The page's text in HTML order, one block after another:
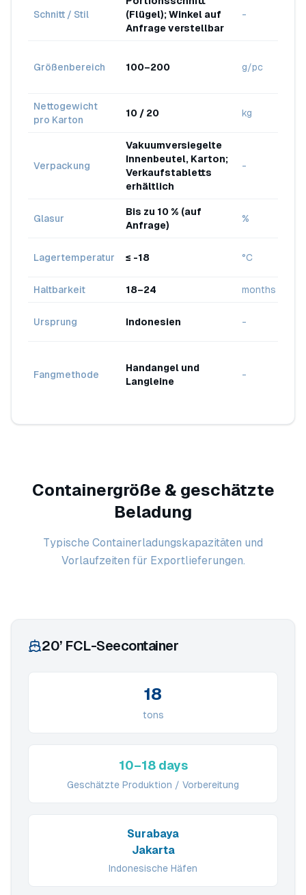
Schnitt / Stil
(Flügel); Winkel auf
Anfrage verstellbar
-
Größenbereich 100–200 g/pc
Nettogewicht
pro Karton
10 / 20 kg
Verpackung
Vakuumversiegelte
Innenbeutel, Karton;
Verkaufstabletts
erhältlich
-
Glasur
Bis zu 10 % (auf
Anfrage)
%
Lagertemperatur ≤ -18 °C
Haltbarkeit 18–24 months
Ursprung Indonesien -
Fangmethode
Handangel und
Langleine
-
Containergröße & geschätzte
Beladung
Typische Containerladungskapazitäten und
Vorlaufzeiten für Exportlieferungen.
20’ FCL-Seecontainer
18
tons
10–18 days
Geschätzte Produktion / Vorbereitung
Surabaya
Jakarta
Indonesische Häfen